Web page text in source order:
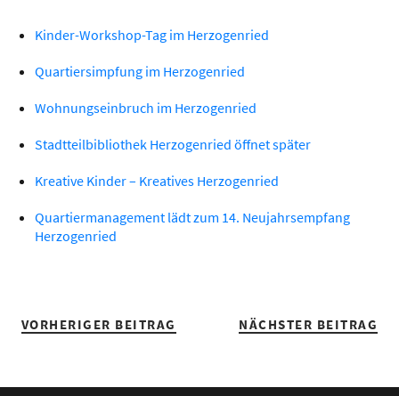
Kinder-Workshop-Tag im Herzogenried
Quartiersimpfung im Herzogenried
Wohnungseinbruch im Herzogenried
Stadtteilbibliothek Herzogenried öffnet später
Kreative Kinder – Kreatives Herzogenried
Quartiermanagement lädt zum 14. Neujahrsempfang
Herzogenried
VORHERIGER BEITRAG NÄCHSTER BEITRAG